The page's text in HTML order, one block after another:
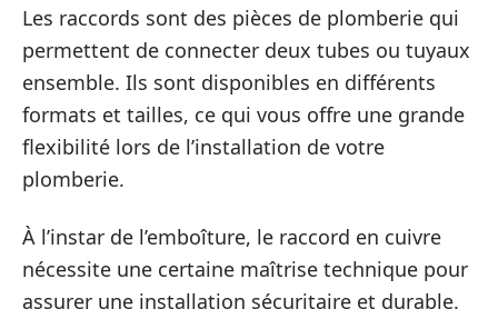
Les raccords sont des pièces de plomberie qui
permettent de connecter deux tubes ou tuyaux
ensemble. Ils sont disponibles en différents
formats et tailles, ce qui vous offre une grande
flexibilité lors de l’installation de votre
plomberie.
À l’instar de l’emboîture, le raccord en cuivre
nécessite une certaine maîtrise technique pour
assurer une installation sécuritaire et durable.